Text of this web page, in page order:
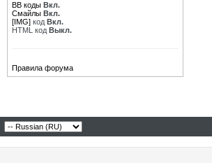
BB коды Вкл.
Смайлы Вкл.
[IMG] код Вкл.
HTML код Выкл.
Правила форума